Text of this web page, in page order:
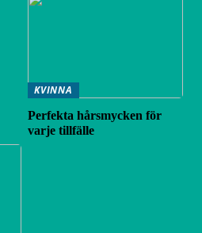
KVINNA
Perfekta hårsmycken för
varje tillfälle